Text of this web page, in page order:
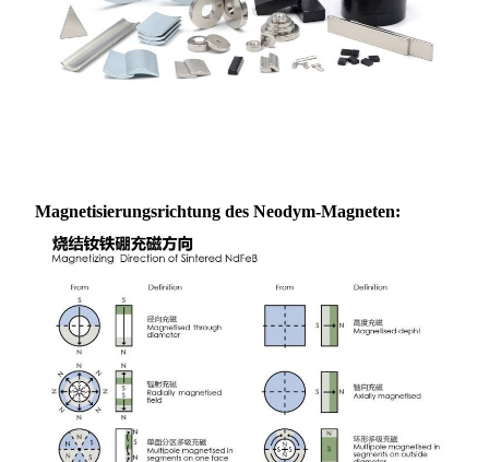
Magnetisierungsrichtung des Neodym-Magneten: